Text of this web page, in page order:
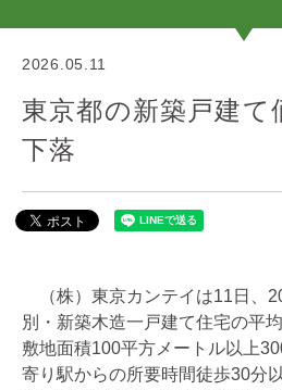
2026.05.11
東京都の新築戸建て
下落
（株）東京カンテイは11日、
別・新築木造一戸建て住宅の平
敷地面積100平方メートル以上
寄り駅からの所要時間徒歩30分